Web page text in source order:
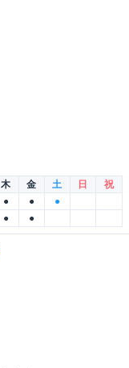
木 金 土 日
祝
● ●
●
● ●